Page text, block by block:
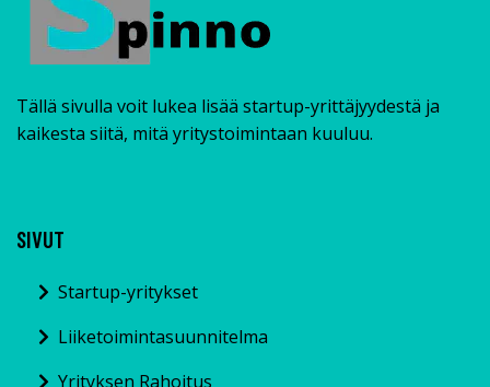
Tällä sivulla voit lukea lisää startup-yrittäjyydestä ja
kaikesta siitä, mitä yritystoimintaan kuuluu.
SIVUT
Startup-yritykset
Liiketoimintasuunnitelma
Yrityksen Rahoitus